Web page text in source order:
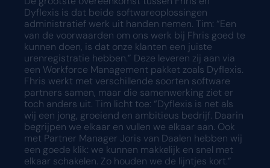
Dyflexis is dat beide softwareoplossingen
administratief werk uit handen nemen. Tim: “Een
van de voorwaarden om ons werk bij Fhris goed te
kunnen doen, is dat onze klanten een juiste
urenregistratie hebben.” Deze leveren zij aan via
een Workforce Management pakket zoals Dyflexis.
Fhris werkt met verschillende soorten software
partners samen, maar die samenwerking ziet er
toch anders uit. Tim licht toe: “Dyflexis is net als
wij een jong, groeiend en ambitieus bedrijf. Daarin
begrijpen we elkaar en vullen we elkaar aan. Ook
met Partner Manager Joris van Daalen hebben wij
een goede klik: we kunnen makkelijk en snel met
elkaar schakelen. Zo houden we de lijntjes kort.”